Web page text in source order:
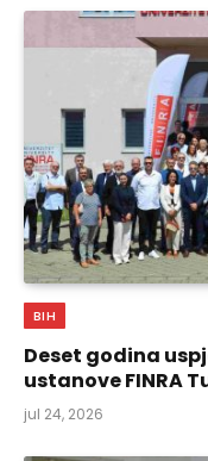
BIH
Deset godina
ustanove FINRA
jul 24, 2026